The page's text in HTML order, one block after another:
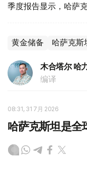
季度报告显示，哈萨
黄金储备 哈萨克斯
木合塔尔 哈
编译
08:31, 31 7月 2026
哈萨克斯坦是全